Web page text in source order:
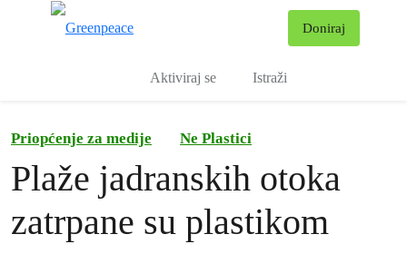
Doniraj
Aktiviraj se Istraži
Priopćenje za medije Ne Plastici
Plaže jadranskih otoka
zatrpane su plastikom